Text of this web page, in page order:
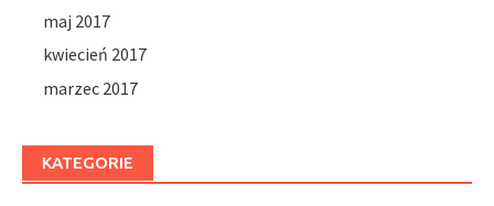
maj 2017
kwiecień 2017
marzec 2017
KATEGORIE